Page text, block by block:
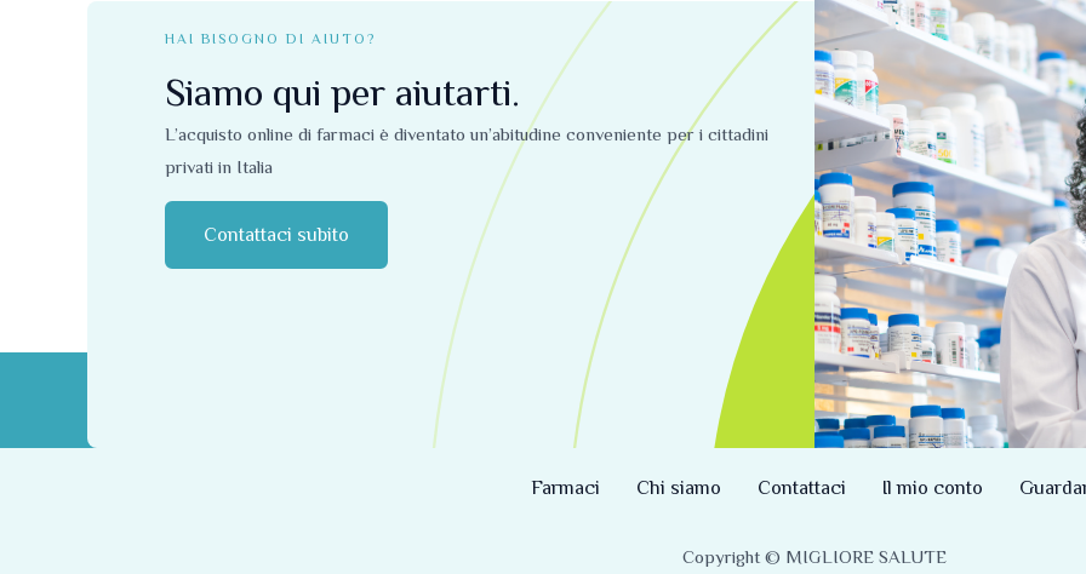
HAI BISOGNO DI AIUTO?
Siamo qui per aiutarti.
L’acquisto online di farmaci è diventato un’abitudine conveniente per i cittadini
privati ​​in Italia
Contattaci subito
Farmaci Chi siamo Contattaci Il mio conto
Copyright © MIGLIORE SALUTE